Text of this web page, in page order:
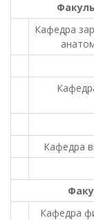
Кафедра
Кафедра
Кафедра